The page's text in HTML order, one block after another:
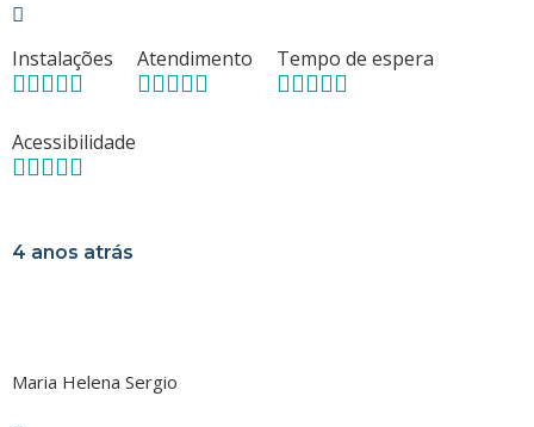
Instalações Atendimento Tempo de espera
Acessibilidade
4 anos atrás
Maria Helena Sergio